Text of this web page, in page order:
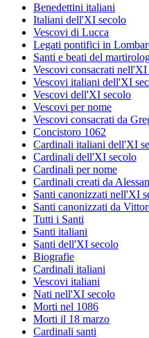
Benedettini italiani
Italiani dell'XI secolo
Vescovi di Lucca
Legati pontifici in
Santi e beati del
Vescovi consacrati nell'XI
Vescovi italiani dell'XI
Vescovi dell'XI secolo
Vescovi per nome
Vescovi consacrati da
Concistoro 1062
Cardinali italiani dell'XI
Cardinali dell'XI secolo
Cardinali per nome
Cardinali creati da
Santi canonizzati nell'XI
Santi canonizzati da
Tutti i Santi
Santi italiani
Santi dell'XI secolo
Biografie
Cardinali italiani
Vescovi italiani
Nati nell'XI secolo
Morti nel 1086
Morti il 18 marzo
Cardinali santi